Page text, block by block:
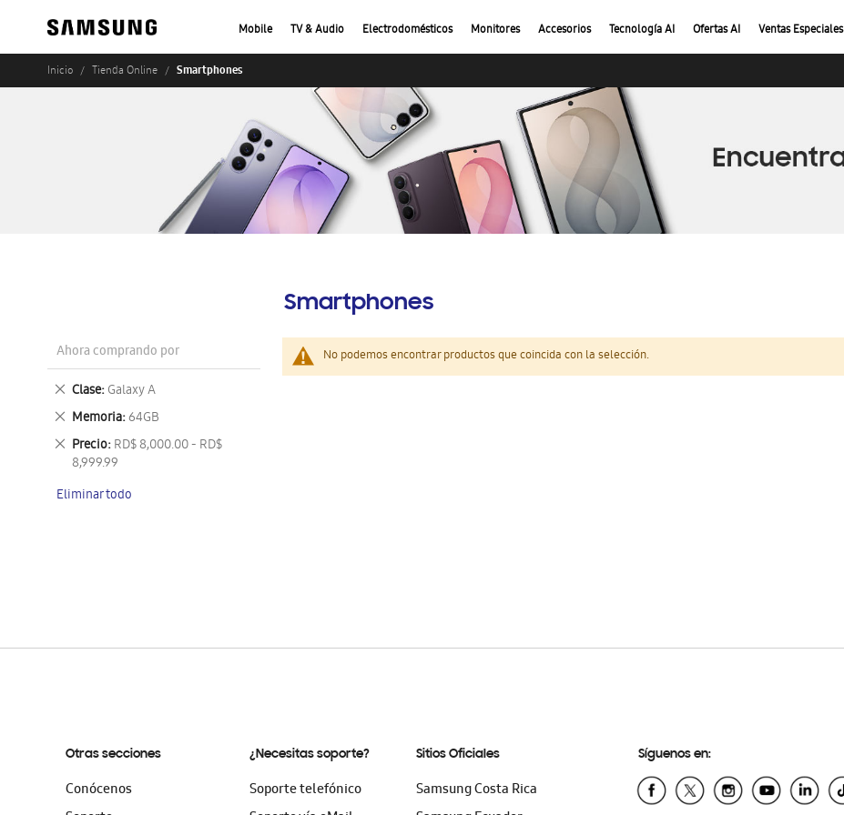
Mobile TV & Audio Electrodomésticos Monitores Accesorios Tecnología AI Ofertas AI Ventas Especiales
Inicio Tienda Online Smartphones
Smartphones
No podemos encontrar productos que coincida con la selección.
Ahora comprando por
Clase Galaxy A
Eliminar
este
artículo
Memoria 64GB
Eliminar
este
artículo
Precio RD$ 8,000.00 - RD$
8,999.99
Eliminar
este
Eliminar todo
Otras secciones
Conócenos
¿Necesitas soporte?
Soporte telefónico
Sitios Oficiales
Samsung Costa Rica
Síguenos en: